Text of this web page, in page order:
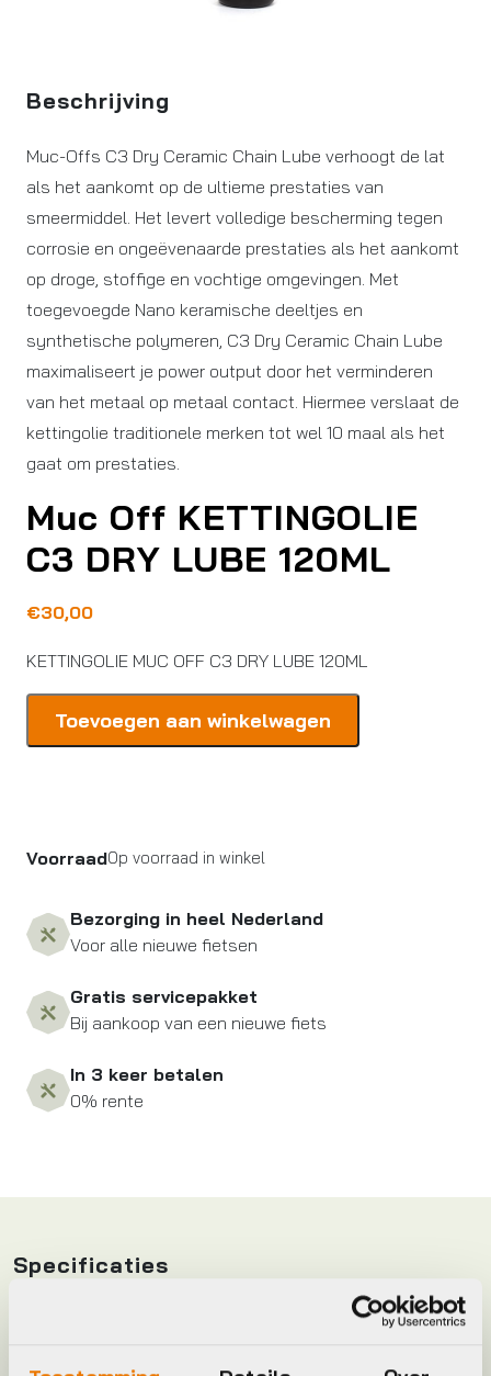
Beschrijving
Muc-Offs C3 Dry Ceramic Chain Lube verhoogt de lat
als het aankomt op de ultieme prestaties van
smeermiddel. Het levert volledige bescherming tegen
corrosie en ongeëvenaarde prestaties als het aankomt
op droge, stoffige en vochtige omgevingen. Met
toegevoegde Nano keramische deeltjes en
synthetische polymeren, C3 Dry Ceramic Chain Lube
maximaliseert je power output door het verminderen
van het metaal op metaal contact. Hiermee verslaat de
kettingolie traditionele merken tot wel 10 maal als het
gaat om prestaties.
Muc Off KETTINGOLIE
C3 DRY LUBE 120ML
€30,00
KETTINGOLIE MUC OFF C3 DRY LUBE 120ML
120ML
Toevoegen aan winkelwagen
VoorraadOp voorraad in winkel
Bezorging in heel Nederland
Voor alle nieuwe fietsen
Gratis servicepakket
Bij aankoop van een nieuwe fiets
In 3 keer betalen
0% rente
Specificaties
OLIE